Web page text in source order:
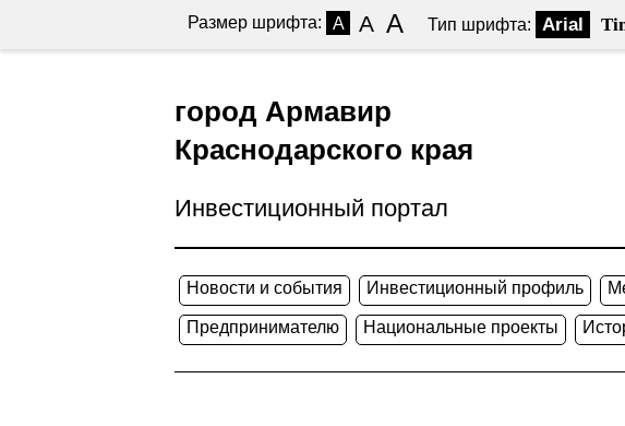
Размер шрифта: A A A Тип шрифта: Arial
город Армавир
Краснодарского края
Инвестиционный портал
Новости и события Инвестиционный профиль
Предпринимателю Национальные проекты